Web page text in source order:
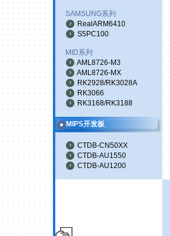
SAMSUNG系列
RealARM6410
S5PC100
MID系列
AML8726-M3
AML8726-MX
RK2928/RK3028A
RK3066
RK3168/RK3188
MIPS开发板
CTDB-CN50XX
CTDB-AU1550
CTDB-AU1200